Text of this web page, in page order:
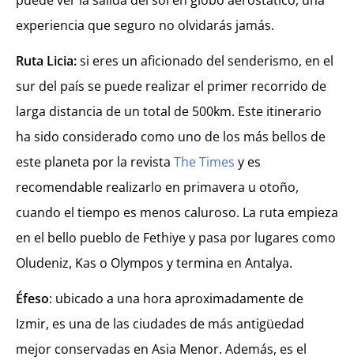
experiencia que seguro no olvidarás jamás.
Ruta Licia:si eres un aficionado del senderismo, en el
sur del país se puede realizar el primer recorrido de
larga distancia de un total de 500km. Este itinerario
ha sido considerado como uno de los más bellos de
este planeta por la revista The Times y es
recomendable realizarlo en primavera u otoño,
cuando el tiempo es menos caluroso. La ruta empieza
en el bello pueblo de Fethiye y pasa por lugares como
Oludeniz, Kas o Olympos y termina en Antalya.
Éfeso: ubicado a una hora aproximadamente de
Izmir, es una de las ciudades de más antigüedad
mejor conservadas en Asia Menor. Además, es el